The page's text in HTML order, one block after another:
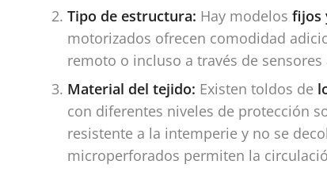
Tipo de estructura: Hay modelos fijos
motorizados ofrecen comodidad
remoto o incluso a través de
Material del tejido: Existen toldos de
con diferentes niveles de protección
resistente a la intemperie y no se
microperforados permiten la